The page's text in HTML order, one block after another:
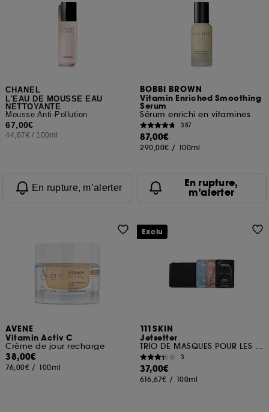
CHANEL
L'EAU DE MOUSSE EAU
NETTOYANTE
Mousse Anti-Pollution
67,00€
44,67€ / 100ml
En rupture, m’alerter
BOBBI BROWN
Vitamin Enriched Smoothing
Serum
Sérum enrichi en vitamines
387
87,00€
290,00€ / 100ml
En rupture,
m’alerter
AVENE
Vitamin Activ C
Crème de jour recharge
38,00€
76,00€ / 100ml
111SKIN
Jetsetter
TRIO DE MASQUES POUR LES YEUX
3
37,00€
616,67€ / 100ml
Exclu